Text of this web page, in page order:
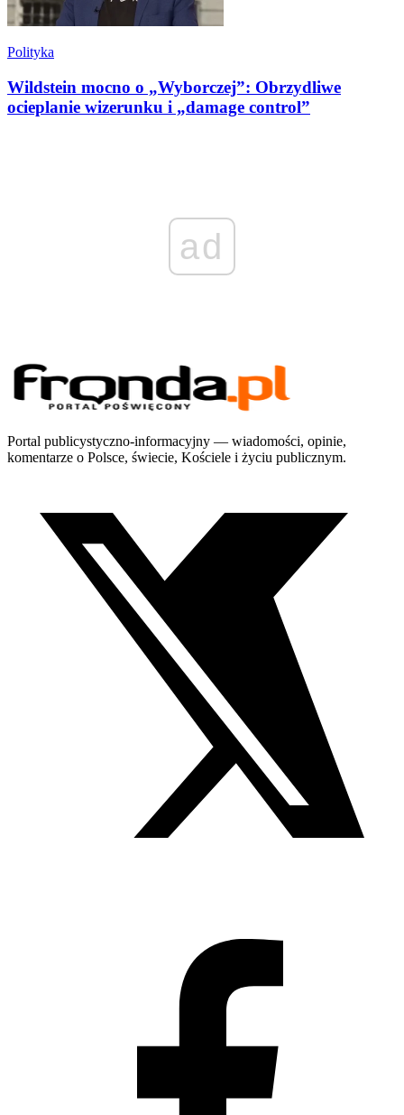
Polityka
Wildstein mocno o „Wyborczej”: Obrzydliwe
ocieplanie wizerunku i „damage control”
ad
Portal publicystyczno-informacyjny — wiadomości, opinie,
komentarze o Polsce, świecie, Kościele i życiu publicznym.